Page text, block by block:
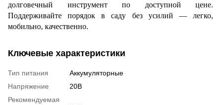
долговечный инструмент по доступной цене.
Поддерживайте порядок в саду без усилий — легко,
мобильно, качественно.
Ключевые характеристики
Тип питания
Аккумуляторные
Напряжение
20В
Рекомендуемая